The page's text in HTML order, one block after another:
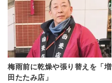
梅雨前に乾燥や張り替えを「増
田たたみ店」